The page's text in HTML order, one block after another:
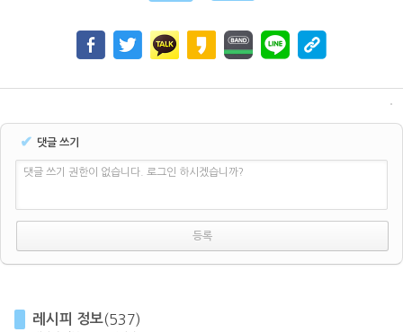
✔ 댓글 쓰기
댓글 쓰기 권한이 없습니다. 로그인 하시겠습니까?
레시피 정보(537)